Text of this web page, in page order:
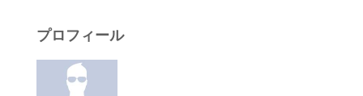
プロフィール